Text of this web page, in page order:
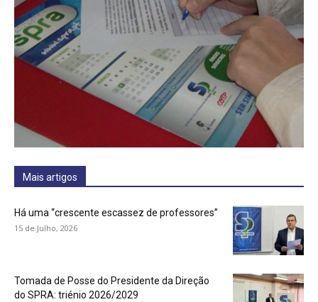
Mais artigos
Há uma “crescente escassez de professores”
15 de Julho, 2026
Tomada de Posse do Presidente da Direção
do SPRA: triénio 2026/2029